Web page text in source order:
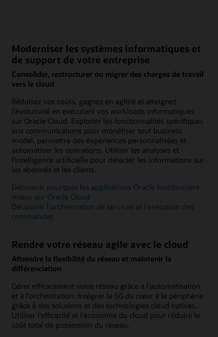
Moderniser les systèmes informatiques et
de support de votre entreprise
Consolider, restructurer ou migrer des charges de travail
vers le cloud
Réduisez vos coûts, gagnez en agilité et atteignez
l'évolutivité en exécutant vos workloads informatiques
sur Oracle Cloud. Exploiter les fonctionnalités spécifiques
aux communications pour monétiser tout business
model, permettre des expériences personnalisées et
automatiser les opérations. Utiliser les analyses et
l'intelligence artificielle pour détecter les informations sur
les abonnés et les clients.
Découvrir pourquoi les applications Oracle fonctionnent
mieux sur Oracle Cloud
Découvrir l'orchestration de services et l'exécution des
commandes
Rendre votre réseau agile avec le cloud
Atteindre la flexibilité du réseau et maintenir la
différenciation
Gérer efficacement votre réseau grâce à l'automatisation
et à l'orchestration. Intégrer la 5G du cœur à la périphérie
grâce à des solutions et des technologies cloud natives.
Utiliser l'efficacité et l'économie du cloud pour réduire le
coût total de possession du réseau.